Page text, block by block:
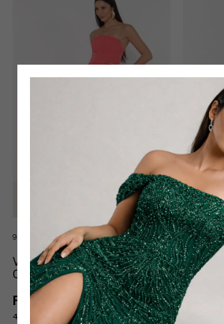
Vestido Suzi Fluído Em
Organza
R$499,90
4 R$124,98sem juros
9 cores
Vestido
Glow
6xde
8 cores